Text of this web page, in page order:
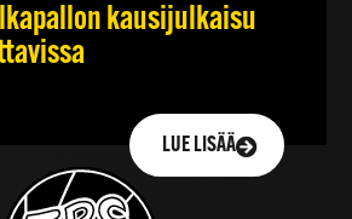
kausijulkaisu
LUE LISÄÄ